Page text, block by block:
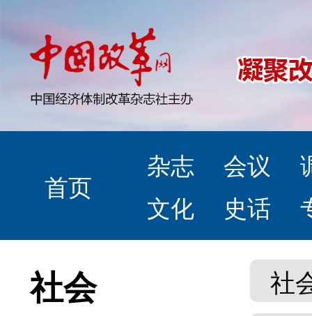
首页
杂志 会议
文化
史话
社会
社